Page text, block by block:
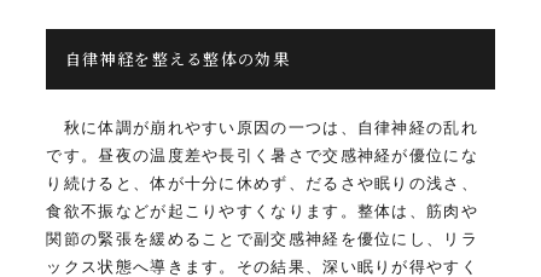
自律神経を整える整体の効果
秋に体調が崩れやすい原因の一つは、自律神経の乱れ
です。昼夜の温度差や長引く暑さで交感神経が優位にな
り続けると、体が十分に休めず、だるさや眠りの浅さ、
食欲不振などが起こりやすくなります。整体は、筋肉や
関節の緊張を緩めることで副交感神経を優位にし、リラ
ックス状態へ導きます。その結果、深い眠りが得やすく